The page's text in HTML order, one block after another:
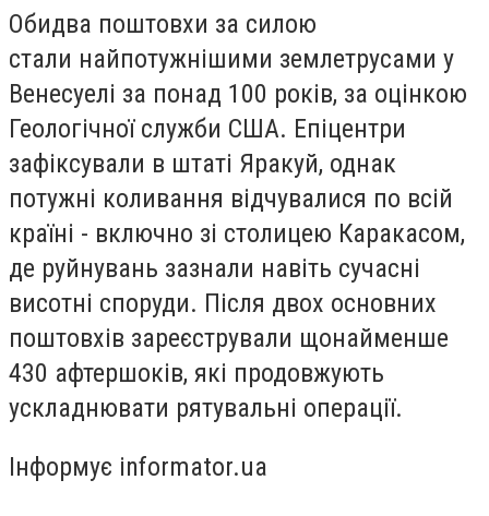
Обидва поштовхи за силою
стали найпотужнішими землетрусами у
Венесуелі за понад 100 років, за оцінкою
Геологічної служби США. Епіцентри
зафіксували в штаті Яракуй, однак
потужні коливання відчувалися по всій
країні - включно зі столицею Каракасом,
де руйнувань зазнали навіть сучасні
висотні споруди. Після двох основних
поштовхів зареєстрували щонайменше
430 афтершоків, які продовжують
ускладнювати рятувальні операції.
Інформує informator.ua